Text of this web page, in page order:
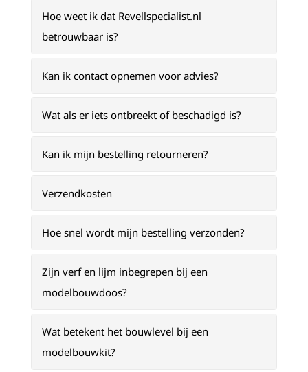
Hoe weet ik dat Revellspecialist.nl
betrouwbaar is?
Kan ik contact opnemen voor advies?
Wat als er iets ontbreekt of beschadigd is?
Kan ik mijn bestelling retourneren?
Verzendkosten
Hoe snel wordt mijn bestelling verzonden?
Zijn verf en lijm inbegrepen bij een
modelbouwdoos?
Wat betekent het bouwlevel bij een
modelbouwkit?